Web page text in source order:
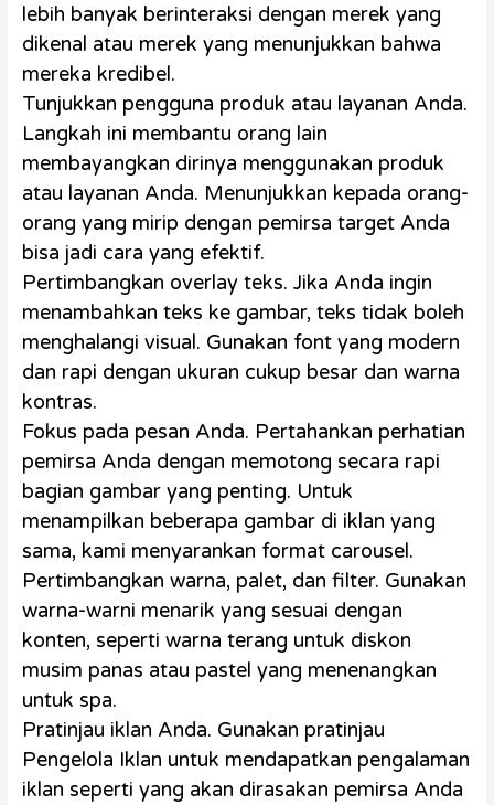
lebih banyak berinteraksi dengan merek yang
dikenal atau merek yang menunjukkan bahwa
mereka kredibel.
Tunjukkan pengguna produk atau layanan Anda.
Langkah ini membantu orang lain
membayangkan dirinya menggunakan produk
atau layanan Anda. Menunjukkan kepada orang-
orang yang mirip dengan pemirsa target Anda
bisa jadi cara yang efektif.
Pertimbangkan overlay teks. Jika Anda ingin
menambahkan teks ke gambar, teks tidak boleh
menghalangi visual. Gunakan font yang modern
dan rapi dengan ukuran cukup besar dan warna
kontras.
Fokus pada pesan Anda. Pertahankan perhatian
pemirsa Anda dengan memotong secara rapi
bagian gambar yang penting. Untuk
menampilkan beberapa gambar di iklan yang
sama, kami menyarankan format carousel.
Pertimbangkan warna, palet, dan filter. Gunakan
warna-warni menarik yang sesuai dengan
konten, seperti warna terang untuk diskon
musim panas atau pastel yang menenangkan
untuk spa.
Pratinjau iklan Anda. Gunakan pratinjau
Pengelola Iklan untuk mendapatkan pengalaman
iklan seperti yang akan dirasakan pemirsa Anda